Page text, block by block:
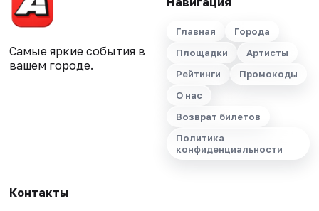
Самые яркие события в
вашем городе.
Главная
Города
Площадки
Артисты
Рейтинги
Промокоды
О нас
Возврат билетов
Политика
конфиденциальности
Контакты